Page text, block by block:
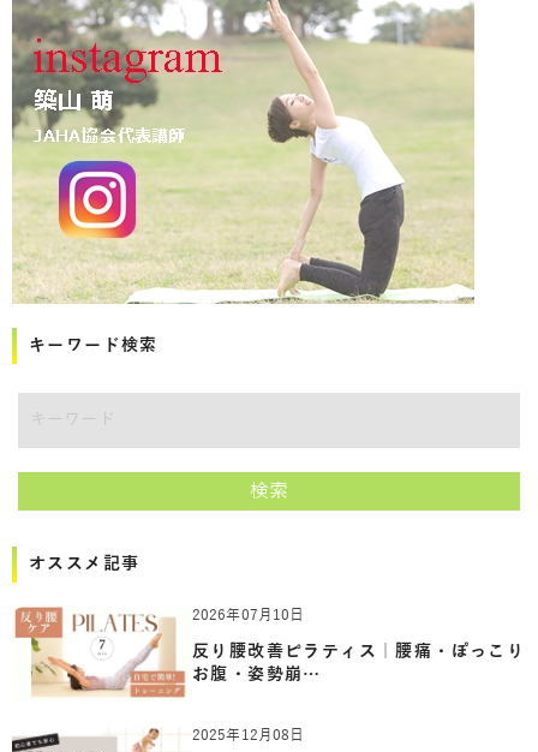
キーワード検索
検索
オススメ記事
2026年07月10日
反り腰改善ピラティス｜腰痛・ぽっこり
お腹・姿勢崩…
2025年12月08日